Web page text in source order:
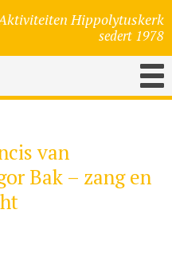
Hippolytuskerk
sedert 1978
van
Bak – zang en